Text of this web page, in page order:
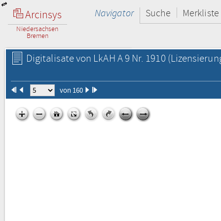
Arcinsys
Niedersachsen
Bremen
Navigator Suche Merkliste
Digitalisate von LkAH A 9 Nr. 1910
von 160